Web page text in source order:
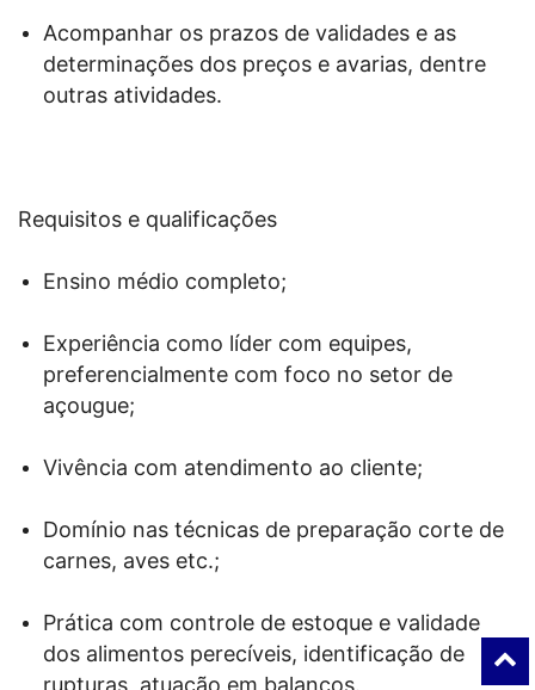
Acompanhar os prazos de validades e as
determinações dos preços e avarias, dentre
outras atividades.
Requisitos e qualificações
Ensino médio completo;
Experiência como líder com equipes,
preferencialmente com foco no setor de
açougue;
Vivência com atendimento ao cliente;
Domínio nas técnicas de preparação corte de
carnes, aves etc.;
Prática com controle de estoque e validade
dos alimentos perecíveis, identificação de
rupturas, atuação em balanços.